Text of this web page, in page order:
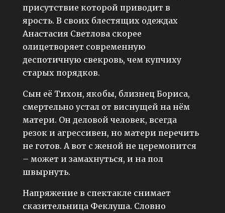
присутствие которой приводит в
ярость. В своих блестящих одеждах
Анастасия Светлова скорее
олицетворяет современную
деспотичную свекровь, чем купчиху
старых порядков.
Сын её Тихон, якобы, близнец Бориса,
смертельно устал от виснущей на нём
матери. Он деловой человек, всегда
резок и агрессивен, но матери перечить
не готов. А вот с женой не церемонится
– может и замахнуться, и на пол
швырнуть.
Напряжение в спектакле снимает
сказительница Феклуша. Словно